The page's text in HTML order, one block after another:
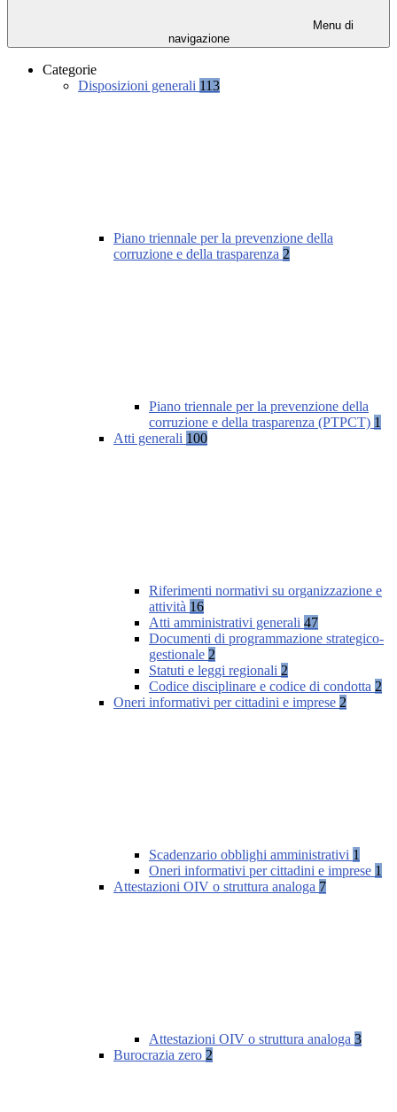
Menu di
navigazione
Categorie
Disposizioni generali 113
Piano triennale per la prevenzione della
corruzione e della trasparenza 2
Piano triennale per la prevenzione della
corruzione e della trasparenza (PTPCT) 1
Atti generali 100
Riferimenti normativi su organizzazione e
attività 16
Atti amministrativi generali 47
Documenti di programmazione strategico-
gestionale 2
Statuti e leggi regionali 2
Codice disciplinare e codice di condotta 2
Oneri informativi per cittadini e imprese 2
Scadenzario obblighi amministrativi 1
Oneri informativi per cittadini e imprese 1
Attestazioni OIV o struttura analoga 7
Attestazioni OIV o struttura analoga 3
Burocrazia zero 2